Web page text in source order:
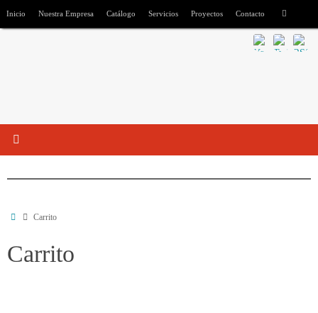
Inicio Nuestra Empresa Catálogo Servicios Proyectos Contacto
Carrito
Carrito